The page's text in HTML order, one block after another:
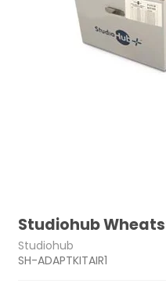
Studiohub
Studiohub
SH-ADAPTKITAIR1